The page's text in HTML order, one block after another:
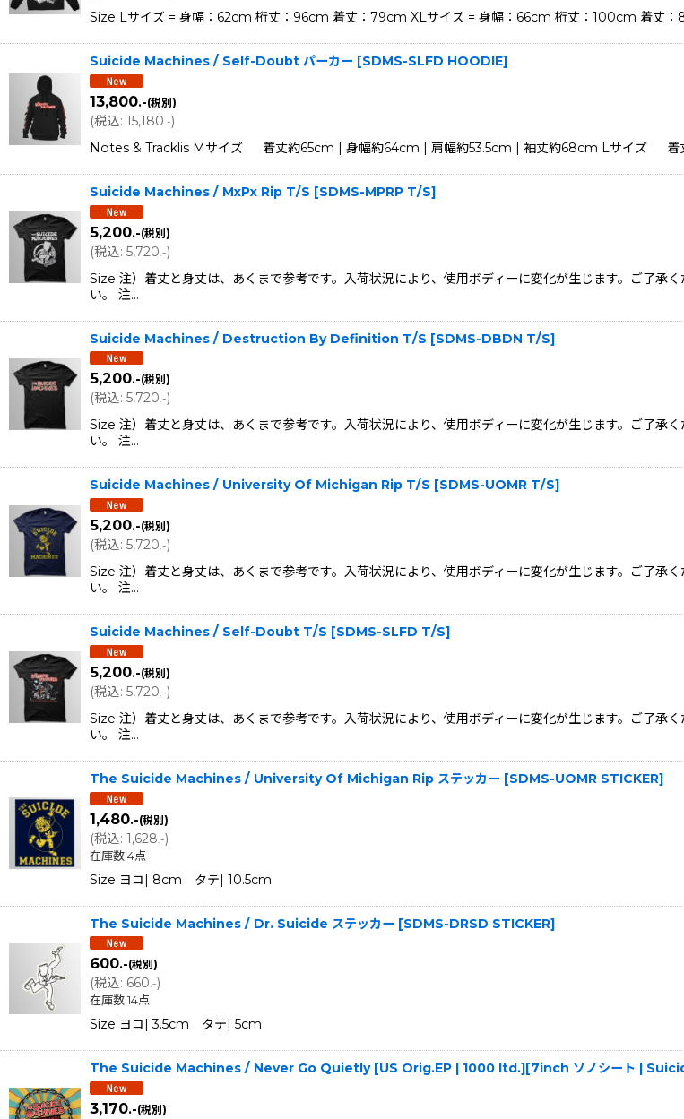
Size Lサイズ = 身幅：62cm 桁丈：96cm 着丈：79cm XLサイズ = 身幅：66cm 桁丈：100cm 着丈：
Suicide Machines / Self-Doubt パーカー [SDMS-SLFD HOODIE]
13,800.-(税別)
(税込: 15,180 .-)
Notes & Tracklis Mサイズ 着丈約65cm | 身幅約64cm | 肩幅約53.5cm | 袖丈約68cm Lサイズ 着
Suicide Machines / MxPx Rip T/S [SDMS-MPRP T/S]
5,200.-(税別)
(税込: 5,720 .-)
Size 注）着丈と身丈は、あくまで参考です。入荷状況により、使用ボディーに変化が生じます。ご了承
い。 注…
Suicide Machines / Destruction By Definition T/S [SDMS-DBDN T/S]
5,200.-(税別)
(税込: 5,720.-)
Size 注）着丈と身丈は、あくまで参考です。入荷状況により、使用ボディーに変化が生じます。ご了承
い。 注…
Suicide Machines / University Of Michigan Rip T/S [SDMS-UOMR T/S]
5,200.-(税別)
(税込: 5,720.-)
Size 注）着丈と身丈は、あくまで参考です。入荷状況により、使用ボディーに変化が生じます。ご了承
い。 注…
Suicide Machines / Self-Doubt T/S [SDMS-SLFD T/S]
5,200.-(税別)
(税込: 5,720 .-)
Size 注）着丈と身丈は、あくまで参考です。入荷状況により、使用ボディーに変化が生じます。ご了承
い。 注…
The Suicide Machines / University Of Michigan Rip ステッカー [SDMS-UOMR STICKER]
1,480.-(税別)
(税込: 1,628 .-)
在庫数 4点
Size ヨコ| 8cm タテ| 10.5cm
The Suicide Machines / Dr. Suicide ステッカー [SDMS-DRSD STICKER]
600.-(税別)
(税込: 660.-)
在庫数 14点
Size ヨコ| 3.5cm タテ| 5cm
The Suicide Machines / Never Go Quietly [US Orig.EP | 1000 ltd.][7inch ソノシート |
3,170.-(税別)